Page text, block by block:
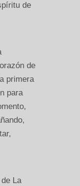
de
de
primera
para
La